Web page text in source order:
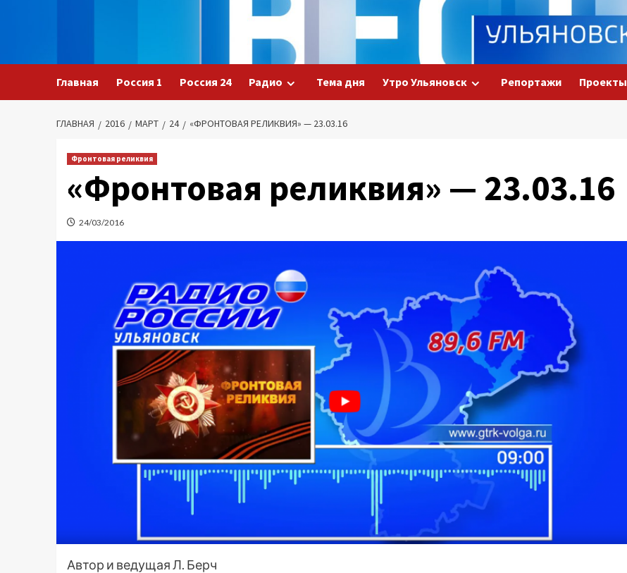
Главная Россия 1 Россия 24 Радио Тема дня Утро Ульяновск Репортажи Проекты
ГЛАВНАЯ 2016 МАРТ 24 «ФРОНТОВАЯ РЕЛИКВИЯ» — 23.03.16
Фронтовая реликвия
«Фронтовая реликвия» — 23.03.16
24/03/2016
Автор и ведущая Л. Берч